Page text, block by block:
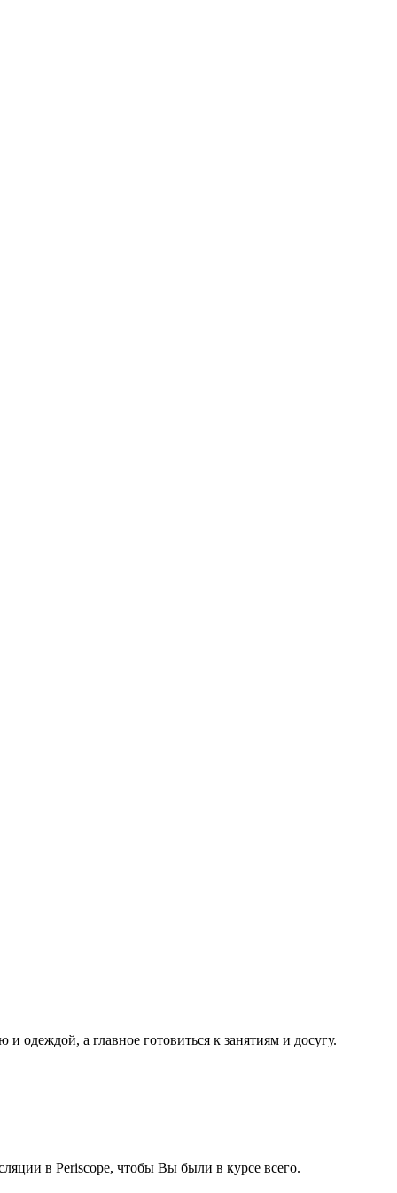
и одеждой, а главное готовиться к занятиям и досугу.
в Periscope, чтобы Вы были в курсе всего.